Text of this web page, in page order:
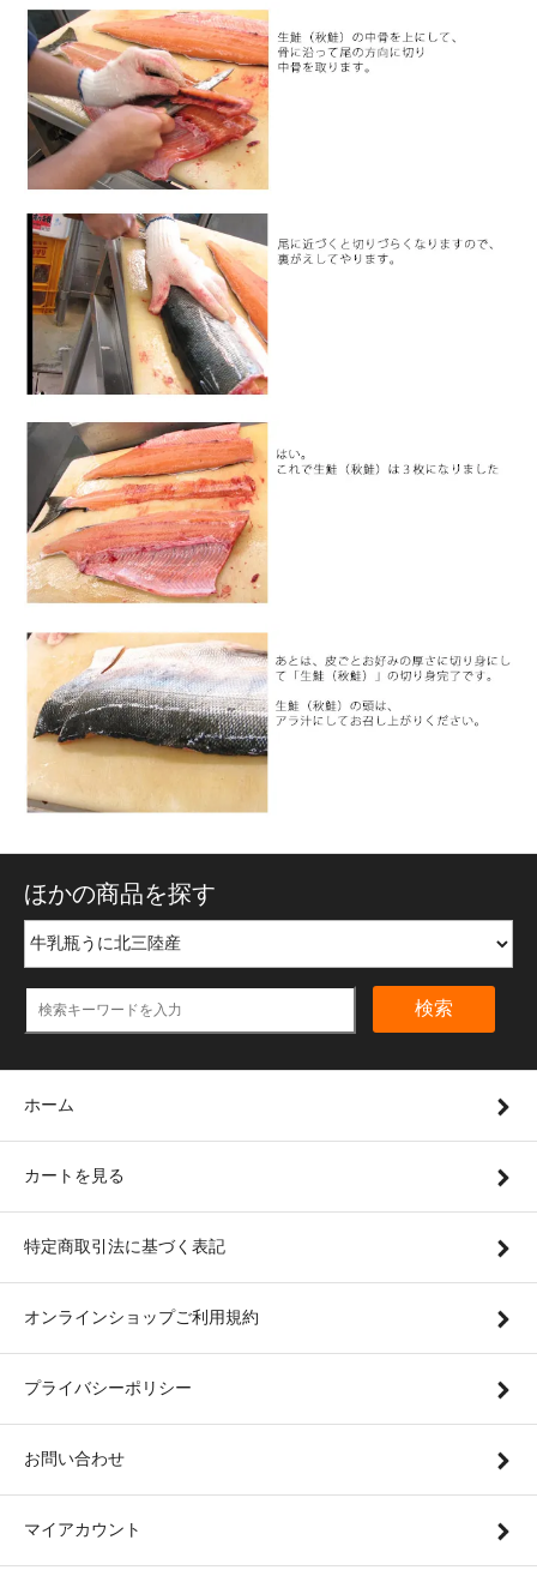
ほかの商品を探す
検索
ホーム
カートを見る
特定商取引法に基づく表記
オンラインショップご利用規約
プライバシーポリシー
お問い合わせ
マイアカウント